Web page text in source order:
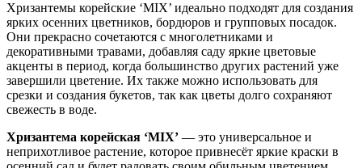
Хризантемы корейские ‘MIX’ идеально подходят для создания
ярких осенних цветников, бордюров и групповых посадок.
Они прекрасно сочетаются с многолетниками и
декоративными травами, добавляя саду яркие цветовые
акценты в период, когда большинство других растений уже
завершили цветение. Их также можно использовать для
срезки и создания букетов, так как цветы долго сохраняют
свежесть в воде.
Хризантема корейская ‘MIX’ — это универсальное и
неприхотливое растение, которое привнесёт яркие краски в